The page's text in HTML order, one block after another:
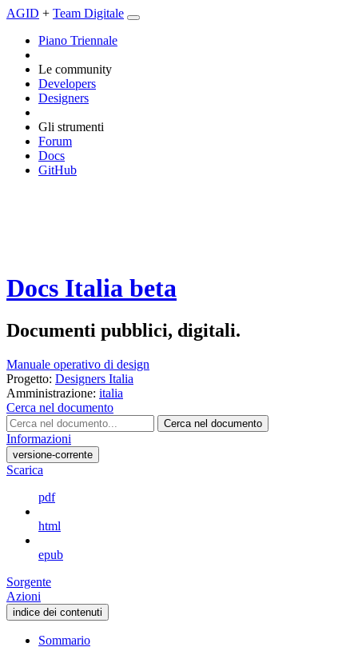
AGID + Team Digitale
Piano Triennale
Le community
Developers
Designers
Gli strumenti
Forum
Docs
GitHub
Docs Italia beta
Documenti pubblici, digitali.
Manuale operativo di design
Progetto: Designers Italia
Amministrazione: italia
Cerca nel documento
Cerca nel documento
Informazioni
versione-corrente
Scarica
pdf
html
epub
Sorgente
Azioni
indice dei contenuti
Sommario